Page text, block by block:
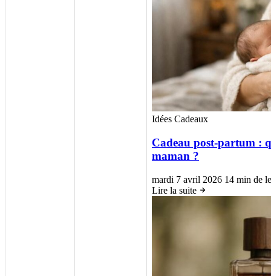
Idées Cadeaux
Cadeau post-partum :
maman ?
mardi 7 avril 2026 14 min de
Lire la suite